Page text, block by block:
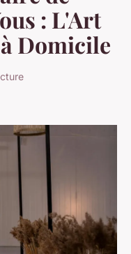
: L'Art
Domicile